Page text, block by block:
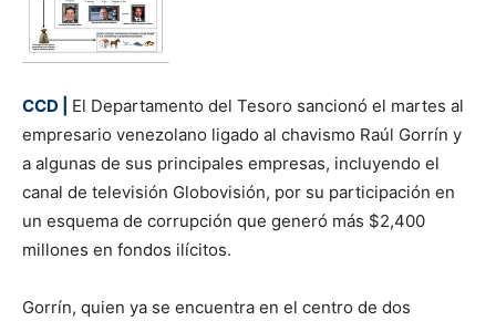
CCD | El Departamento del Tesoro sancionó el martes al
empresario venezolano ligado al chavismo Raúl Gorrín y
a algunas de sus principales empresas, incluyendo el
canal de televisión Globovisión, por su participación en
un esquema de corrupción que generó más $2,400
millones en fondos ilícitos.
Gorrín, quien ya se encuentra en el centro de dos